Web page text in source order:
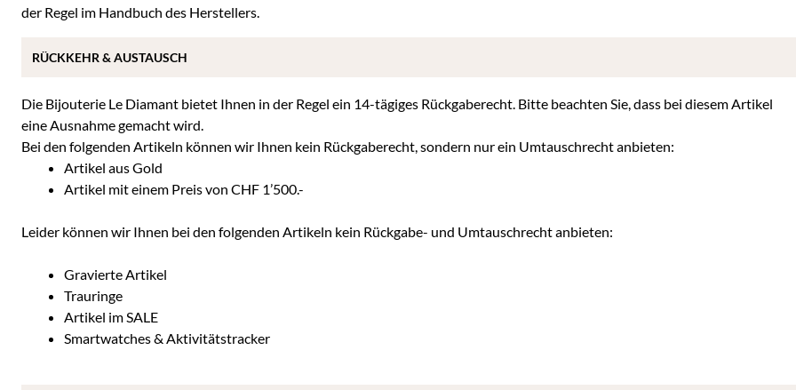
der Regel im Handbuch des Herstellers.
Die Bijouterie Le Diamant bietet Ihnen in der Regel ein 14-tägiges Rückgaberecht. Bitte beachten Sie, dass bei diesem Artikel
eine Ausnahme gemacht wird.
Bei den folgenden Artikeln können wir Ihnen kein Rückgaberecht, sondern nur ein Umtauschrecht anbieten:
Artikel aus Gold
Artikel mit einem Preis von CHF 1’500.-
Leider können wir Ihnen bei den folgenden Artikeln kein Rückgabe- und Umtauschrecht anbieten:
Gravierte Artikel
Trauringe
Artikel im SALE
Smartwatches & Aktivitätstracker
RÜCKKEHR & AUSTAUSCH